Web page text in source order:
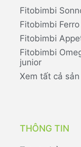
Fitobimbi
Fitobimbi Ferro
Fitobimbi
Fitobimbi
junior
Xem tất cả
THÔNG TIN